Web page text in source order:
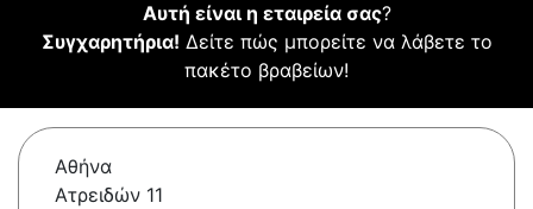
Αυτή είναι η εταιρεία σας?
Συγχαρητήρια! Δείτε πώς μπορείτε να λάβετε το
πακέτο βραβείων!
Αθήνα
Ατρειδών 11